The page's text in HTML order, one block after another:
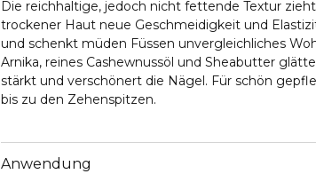
Die reichhaltige, jedoch nicht fettende Textur
trockener Haut neue Geschmeidigkeit und
und schenkt müden Füssen unvergleichliches
Arnika, reines Cashewnussöl und Sheabutter
stärkt und verschönert die Nägel. Für schön
bis zu den Zehenspitzen.
Anwendung